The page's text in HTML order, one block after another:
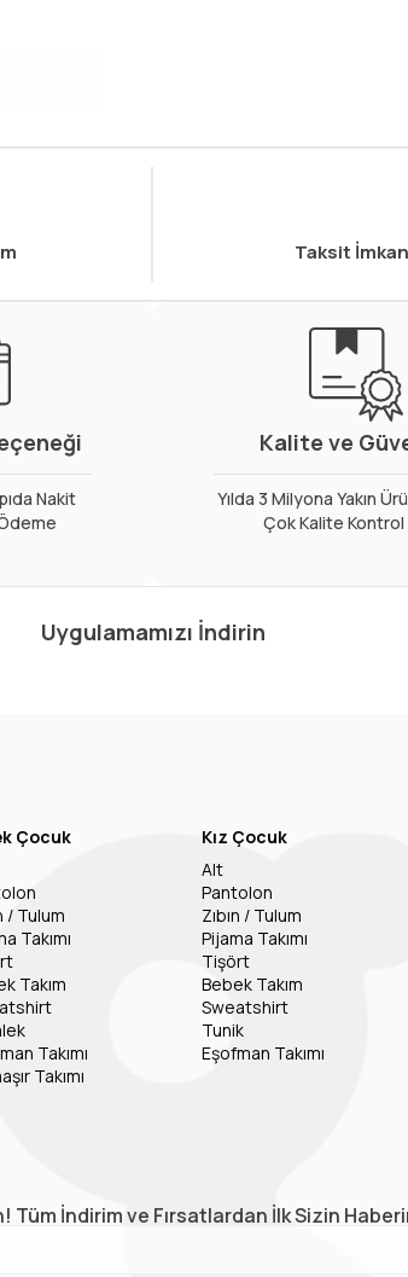
Taksit
Nakit
Kalite ve
Yılda 3 Milyona Yakın
Çok Kalite
Uygulamamızı İndirin
Çocuk
/ Tulum
Takımı
Takım
Takımı
Takımı
Kız Çocuk
Alt
Pantolon
Zıbın / Tulum
Pijama Takımı
Tişört
Bebek Takım
Sweatshirt
Tunik
Eşofman Takımı
Tüm İndirim ve Fırsatlardan İlk Sizin